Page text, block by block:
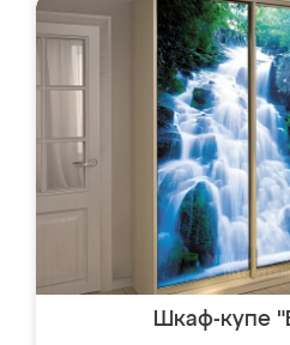
Шкаф-купе